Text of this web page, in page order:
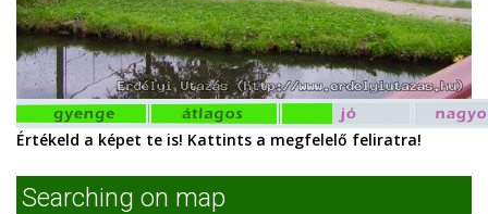
Értékeld a képet te is! Kattints a megfelelő feliratra!
Searching on map